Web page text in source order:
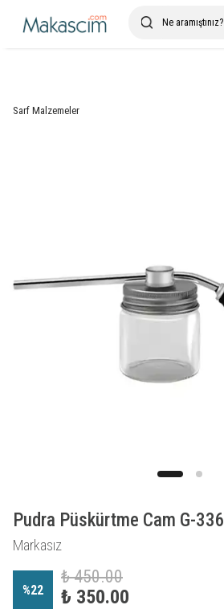
Sarf Malzemeler
Markasız
Pudra Püskürtme Cam G-336
%22
₺ 450.00
₺ 350.00